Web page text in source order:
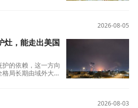
2026-08-05
灶，能走出美国
的依赖，这一方向
局长期由域外大国
2026-08-03